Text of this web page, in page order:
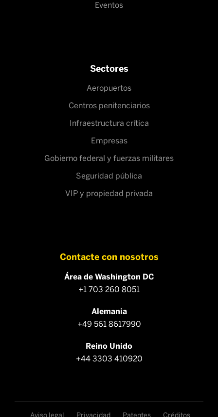
Eventos
Sectores
Aeropuertos
Centros penitenciarios
Infraestructura crítica
Empresas
Gobierno federal y fuerzas militares
Seguridad pública
VIP y propiedad privada
Contacte con nosotros
Área de Washington DC
+1 703 260 8051
Alemania
+49 561 8617990
Reino Unido
+44 3303 410920